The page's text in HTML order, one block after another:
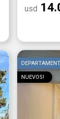
usd
NUEVOS!